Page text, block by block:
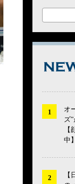
オ
ズ
中】